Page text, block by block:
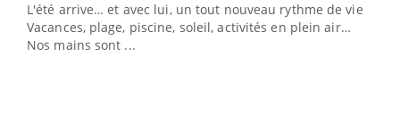
L'été arrive… et avec lui, un tout nouveau rythme de vie !
Vacances, plage, piscine, soleil, activités en plein air…
Nos mains sont ...